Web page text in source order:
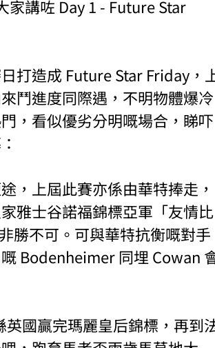
家講咗 Day 1 - Future Star
打造成 Future Star Friday，
鬥進度同際遇，不明物體爆冷
，看似優劣分明嘅場合，睇吓
，上屆此賽亦係由華特捧走，
雅士谷諾福錦標亞軍「友情比
勝不可。可與華特抗衡嘅對手
Bodenheimer 同埋 Cowan
國贏完瑪麗皇后錦標，再到